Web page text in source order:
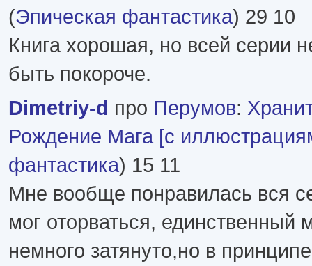
(Эпическая фантастика) 29 10
Книга хорошая, но всей серии
быть покороче.
Dimetriy-d про Перумов:
Рождение Мага [с
фантастика) 15 11
Мне вообще понравилась вся
мог оторваться, единственный
немного затянуто,но в